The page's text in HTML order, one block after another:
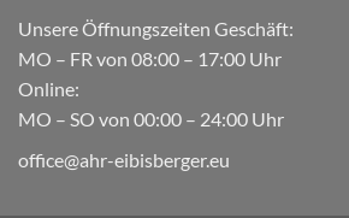
Unsere Öffnungszeiten Geschäft:
MO – FR von 08:00 – 17:00 Uhr
Online:
MO – SO von 00:00 – 24:00 Uhr
office@ahr-eibisberger.eu